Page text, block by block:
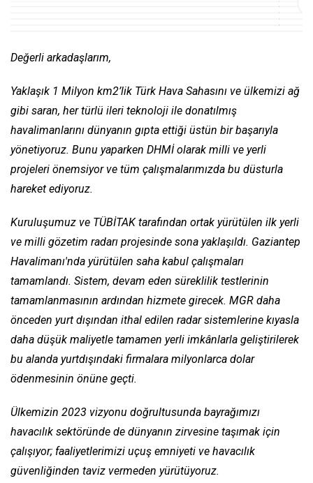
Değerli arkadaşlarım,
Yaklaşık 1 Milyon km2’lik Türk Hava Sahasını ve ülkemizi ağ
gibi saran, her türlü ileri teknoloji ile donatılmış
havalimanlarını dünyanın gıpta ettiği üstün bir başarıyla
yönetiyoruz. Bunu yaparken DHMİ olarak milli ve yerli
projeleri önemsiyor ve tüm çalışmalarımızda bu düsturla
hareket ediyoruz.
Kuruluşumuz ve TÜBİTAK tarafından ortak yürütülen ilk yerli
ve milli gözetim radarı projesinde sona yaklaşıldı. Gaziantep
Havalimanı'nda yürütülen saha kabul çalışmaları
tamamlandı. Sistem, devam eden süreklilik testlerinin
tamamlanmasının ardından hizmete girecek. MGR daha
önceden yurt dışından ithal edilen radar sistemlerine kıyasla
daha düşük maliyetle tamamen yerli imkânlarla geliştirilerek
bu alanda yurtdışındaki firmalara milyonlarca dolar
ödenmesinin önüne geçti.
Ülkemizin 2023 vizyonu doğrultusunda bayrağımızı
havacılık sektöründe de dünyanın zirvesine taşımak için
çalışıyor; faaliyetlerimizi uçuş emniyeti ve havacılık
güvenliğinden taviz vermeden yürütüyoruz.